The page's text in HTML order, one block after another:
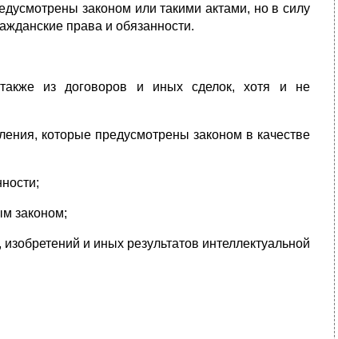
законом или такими актами, но в силу
права и обязанности.
из договоров и иных сделок, хотя и не
которые предусмотрены законом в качестве
законом;
и иных результатов интеллектуальной